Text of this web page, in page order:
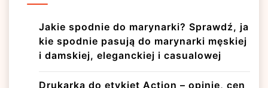
Jakie spodnie do marynarki? Sprawdź, ja
kie spodnie pasują do marynarki męskiej
i damskiej, eleganckiej i casualowej
Drukarka do etykiet Action – opinie, cen